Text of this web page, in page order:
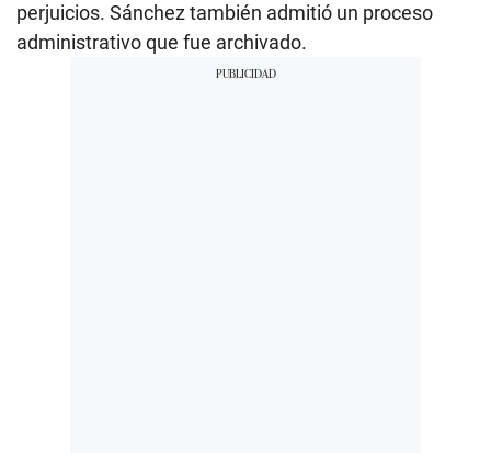
perjuicios. Sánchez también admitió un proceso
administrativo que fue archivado.